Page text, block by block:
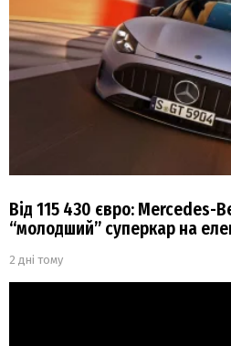
Від 115 430 євро: Mercedes-
“молодший” суперкар на
2 дні тому